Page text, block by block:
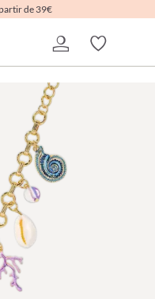
de 39€